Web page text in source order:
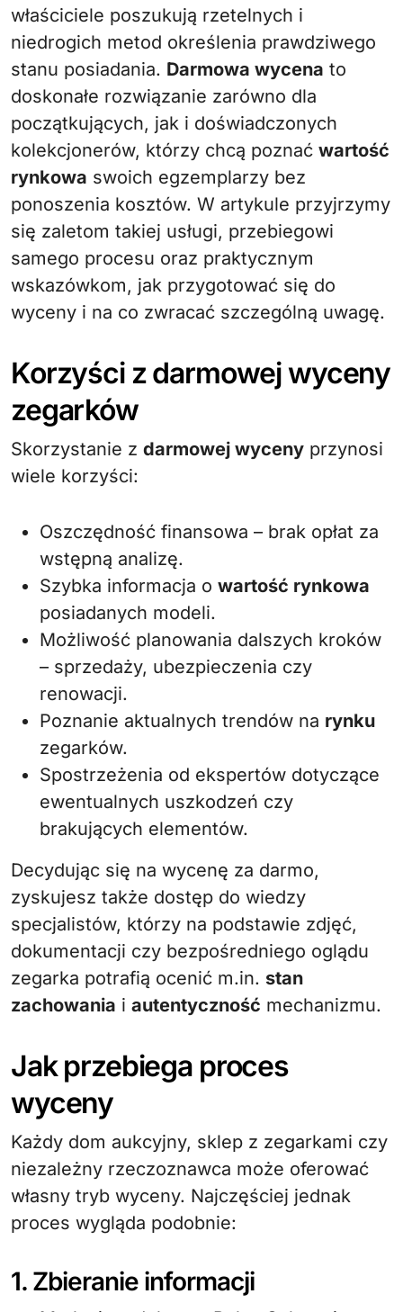
właściciele poszukują rzetelnych i
niedrogich metod określenia prawdziwego
stanu posiadania. Darmowa wycena to
doskonałe rozwiązanie zarówno dla
początkujących, jak i doświadczonych
kolekcjonerów, którzy chcą poznać wartość
rynkowa swoich egzemplarzy bez
ponoszenia kosztów. W artykule przyjrzymy
się zaletom takiej usługi, przebiegowi
samego procesu oraz praktycznym
wskazówkom, jak przygotować się do
wyceny i na co zwracać szczególną uwagę.
Korzyści z darmowej wyceny
zegarków
Skorzystanie z darmowej wyceny przynosi
wiele korzyści:
Oszczędność finansowa – brak opłat za
wstępną analizę.
Szybka informacja o wartość rynkowa
posiadanych modeli.
Możliwość planowania dalszych kroków
– sprzedaży, ubezpieczenia czy
renowacji.
Poznanie aktualnych trendów na rynku
zegarków.
Spostrzeżenia od ekspertów dotyczące
ewentualnych uszkodzeń czy
brakujących elementów.
Decydując się na wycenę za darmo,
zyskujesz także dostęp do wiedzy
specjalistów, którzy na podstawie zdjęć,
dokumentacji czy bezpośredniego oglądu
zegarka potrafią ocenić m.in. stan
zachowania i autentyczność mechanizmu.
Jak przebiega proces
wyceny
Każdy dom aukcyjny, sklep z zegarkami czy
niezależny rzeczoznawca może oferować
własny tryb wyceny. Najczęściej jednak
proces wygląda podobnie:
1. Zbieranie informacji